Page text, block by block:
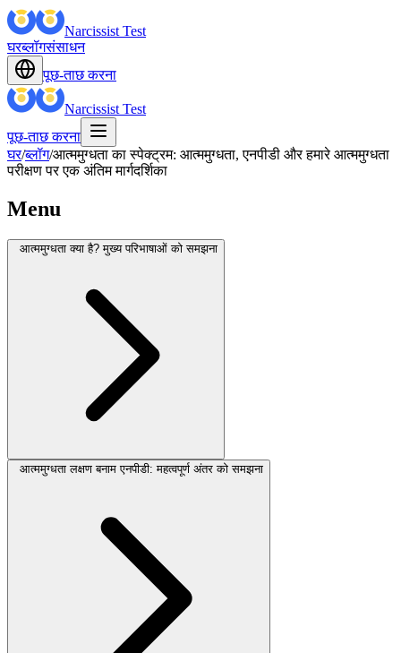
Narcissist Test
घरब्लॉगसंसाधन
पूछ-ताछ करना
Narcissist Test
पूछ-ताछ करना
घर/ब्लॉग/आत्ममुग्धता का स्पेक्ट्रम: आत्ममुग्धता, एनपीडी और हमारे आत्ममुग्धता
परीक्षण पर एक अंतिम मार्गदर्शिका
Menu
आत्ममुग्धता क्या है? मुख्य परिभाषाओं को समझना
आत्ममुग्धता लक्षण बनाम एनपीडी: महत्वपूर्ण अंतर को समझना